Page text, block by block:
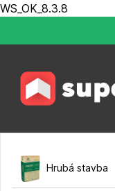
WS_OK_8.3.8
Hrubá stavba